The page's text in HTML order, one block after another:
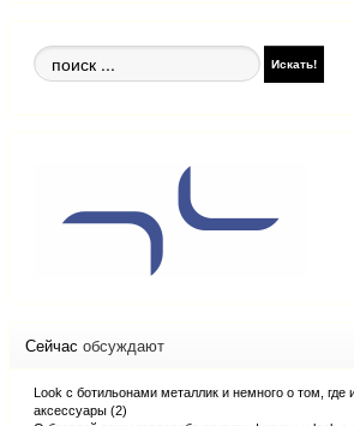
Поиск
по
Искать!
Сейчас обсуждают
Look с ботильонами металлик и немного о том, где
аксессуары (2)